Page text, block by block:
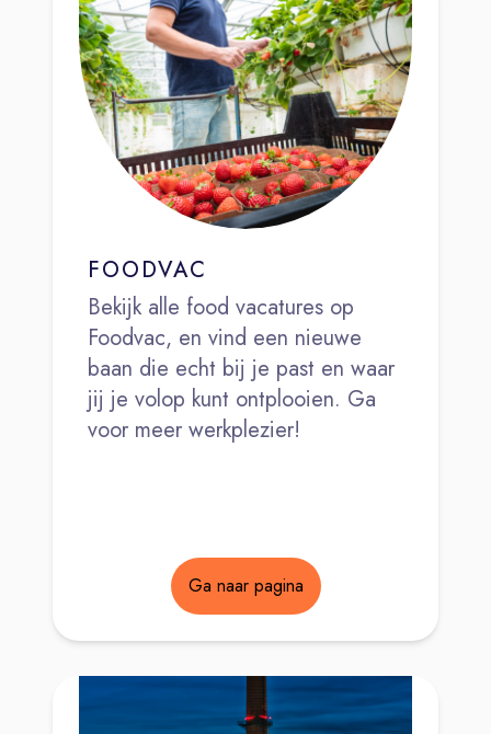
FOODVAC
Bekijk alle food vacatures op
Foodvac, en vind een nieuwe
baan die echt bij je past en waar
jij je volop kunt ontplooien. Ga
voor meer werkplezier!
Ga naar pagina